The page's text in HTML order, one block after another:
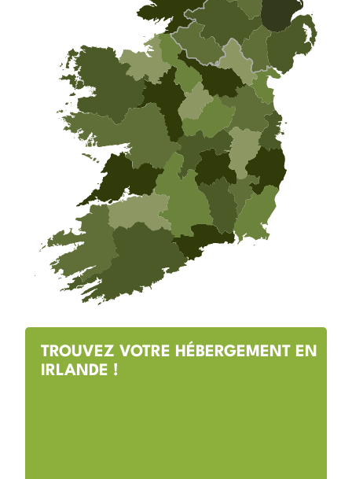
TROUVEZ VOTRE HÉBERGEMENT EN
IRLANDE !